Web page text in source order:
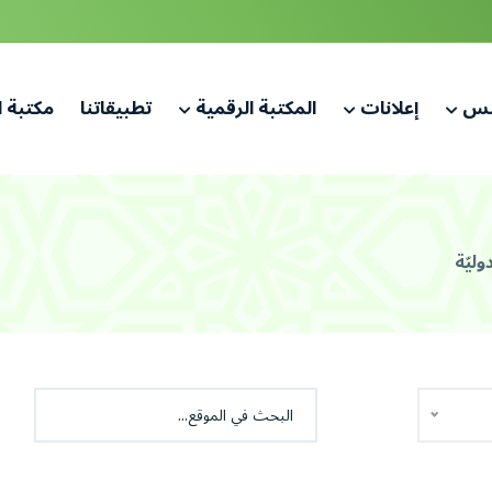
إعلانات المكتبة الرقمية تطبيقاتنا